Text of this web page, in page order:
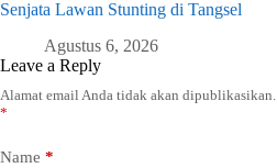
Senjata Lawan Stunting di Tangsel
Agustus 6, 2026
Leave a Reply
Alamat email Anda tidak akan dipublikasikan.
*
Name *